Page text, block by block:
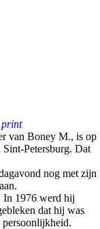
print
van Boney M., is op
Petersburg. Dat
nog met zijn
In 1976 werd hij
dat hij was